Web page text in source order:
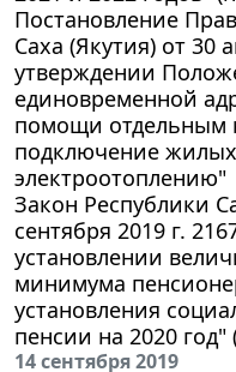
Постановление
Саха (Якутия) от 30
утверждении
единовременной
помощи отдельным
подключение
электроотоплению"
Закон Республики
сентября 2019 г.
установлении
минимума
установления
пенсии на 2020 год"
14 сентября 2019